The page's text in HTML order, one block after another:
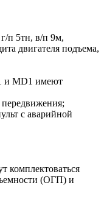
г/п 5тн, в/п 9м,
двигателя подъема,
и MD1 имеют
передвижения;
с аварийной
комплектоваться
(ОГП) и